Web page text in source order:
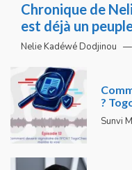
Chronique de
est déjà un
Nelie Kadéwé Dodjinou
?
Sunvi